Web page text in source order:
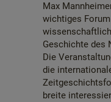
Max
wichtiges
Geschichte des
Die
die
breite